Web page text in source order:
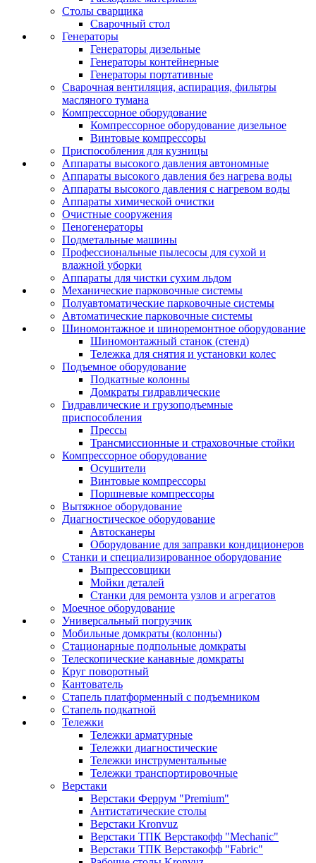
Столы сварщика
Сварочный стол
Генераторы
Генераторы дизельные
Генераторы контейнерные
Генераторы портативные
Сварочная вентиляция, аспирация, фильтры
масляного тумана
Компрессорное оборудование
Компрессорное оборудование дизельное
Винтовые компрессоры
Приспособления для кузницы
Аппараты высокого давления автономные
Аппараты высокого давления без нагрева воды
Аппараты высокого давления с нагревом воды
Аппараты химической очистки
Очистные сооружения
Пеногенераторы
Подметальные машины
Профессиональные пылесосы для сухой и
влажной уборки
Аппараты для чистки сухим льдом
Механические парковочные системы
Полуавтоматические парковочные системы
Автоматические парковочные системы
Шиномонтажное и шиноремонтное оборудование
Шиномонтажный станок (стенд)
Тележка для снятия и установки колес
Подъемное оборудование
Подкатные колонны
Домкраты гидравлические
Гидравлические и грузоподъемные
приспособления
Прессы
Трансмиссионные и страховочные стойки
Компрессорное оборудование
Осушители
Винтовые компрессоры
Поршневые компрессоры
Вытяжное оборудование
Диагностическое оборудование
Автосканеры
Оборудование для заправки кондиционеров
Станки и специализированное оборудование
Выпрессовщики
Мойки деталей
Станки для ремонта узлов и агрегатов
Моечное оборудование
Универсальный погрузчик
Мобильные домкраты (колонны)
Стационарные подпольные домкраты
Телескопические канавные домкраты
Круг поворотный
Кантователь
Стапель платформенный с подъемником
Стапель подкатной
Тележки
Тележки арматурные
Тележки диагностические
Тележки инструментальные
Тележки транспортировочные
Верстаки
Верстаки Феррум "Premium"
Антистатические столы
Верстаки Kronvuz
Верстаки ТПК Верстакофф "Mechanic"
Верстаки ТПК Верстакофф "Fabric"